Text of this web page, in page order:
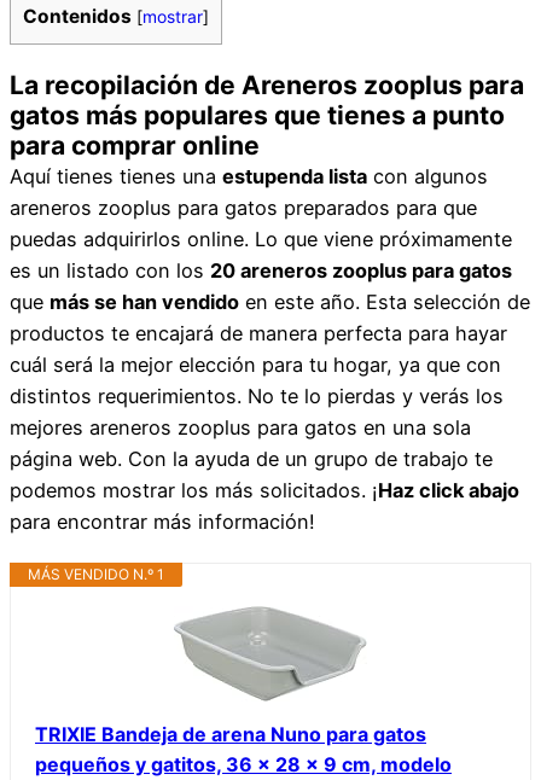
Contenidos [mostrar]
La recopilación de Areneros zooplus para
gatos más populares que tienes a punto
para comprar online
Aquí tienes tienes una estupenda lista con algunos
areneros zooplus para gatos preparados para que
puedas adquirirlos online. Lo que viene próximamente
es un listado con los 20 areneros zooplus para gatos
que más se han vendido en este año. Esta selección de
productos te encajará de manera perfecta para hayar
cuál será la mejor elección para tu hogar, ya que con
distintos requerimientos. No te lo pierdas y verás los
mejores areneros zooplus para gatos en una sola
página web. Con la ayuda de un grupo de trabajo te
podemos mostrar los más solicitados. ¡Haz click abajo
para encontrar más información!
MÁS VENDIDO N.º 1
TRIXIE Bandeja de arena Nuno para gatos
pequeños y gatitos, 36 x 28 x 9 cm, modelo